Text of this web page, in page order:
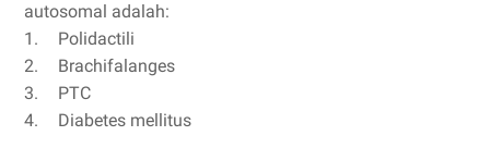
autosomal adalah:
1.
Polidactili
2.
Brachifalanges
3.
PTC
4.
Diabetes mellitus